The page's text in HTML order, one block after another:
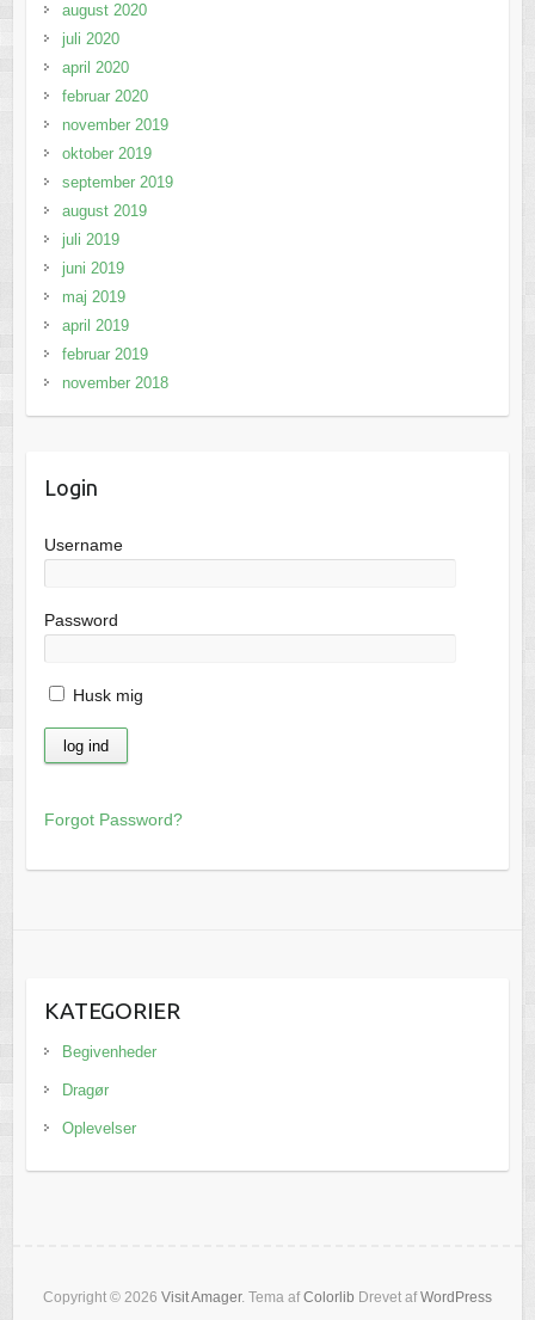
august 2020
juli 2020
april 2020
februar 2020
november 2019
oktober 2019
september 2019
august 2019
juli 2019
juni 2019
maj 2019
april 2019
februar 2019
november 2018
Login
Username
Password
Husk mig
Forgot Password?
KATEGORIER
Begivenheder
Dragør
Oplevelser
Copyright © 2026 Visit Amager. Tema afColorlib Drevet afWordPress